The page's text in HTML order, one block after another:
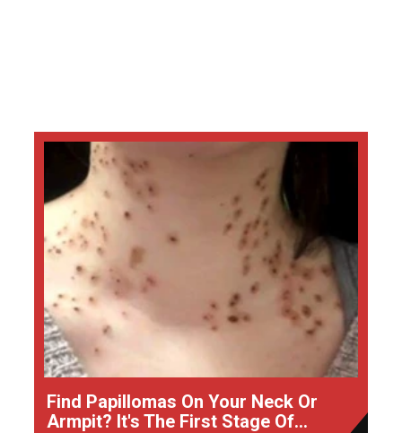
Find Papillomas On Your Neck Or
Armpit? It's The First Stage Of...